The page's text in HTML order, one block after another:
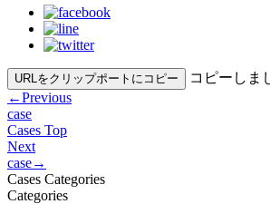
URLをクリップポートにコピー
コピーしま
←Previous
case
Cases Top
Next
case→
Cases Categories
Categories